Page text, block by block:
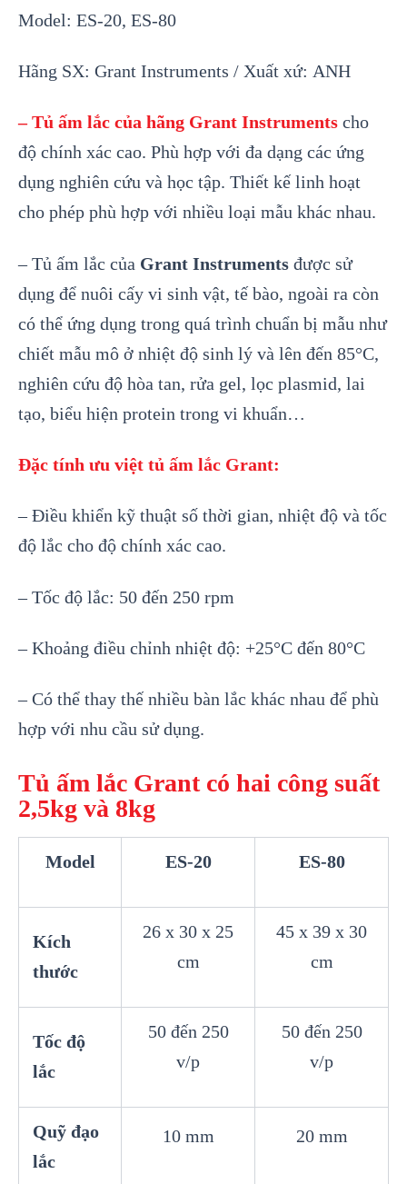
Model: ES-20, ES-80
Hãng SX: Grant Instruments / Xuất xứ: ANH
– Tủ ấm lắc của hãng Grant Instruments cho
độ chính xác cao. Phù hợp với đa dạng các ứng
dụng nghiên cứu và học tập. Thiết kế linh hoạt
cho phép phù hợp với nhiều loại mẫu khác nhau.
– Tủ ấm lắc của Grant Instruments được sử
dụng để nuôi cấy vi sinh vật, tế bào, ngoài ra còn
có thể ứng dụng trong quá trình chuẩn bị mẫu như
chiết mẫu mô ở nhiệt độ sinh lý và lên đến 85°C,
nghiên cứu độ hòa tan, rửa gel, lọc plasmid, lai
tạo, biểu hiện protein trong vi khuẩn…
Đặc tính ưu việt tủ ấm lắc Grant:
– Điều khiển kỹ thuật số thời gian, nhiệt độ và tốc
độ lắc cho độ chính xác cao.
– Tốc độ lắc: 50 đến 250 rpm
– Khoảng điều chỉnh nhiệt độ: +25°C đến 80°C
– Có thể thay thế nhiều bàn lắc khác nhau để phù
hợp với nhu cầu sử dụng.
Tủ ấm lắc Grant có hai công suất
2,5kg và 8kg
Model ES-20 ES-80
Kích
thước
26 x 30 x 25
cm
45 x 39 x 30
cm
Tốc độ
lắc
50 đến 250
v/p
50 đến 250
v/p
Quỹ đạo
lắc
10 mm 20 mm